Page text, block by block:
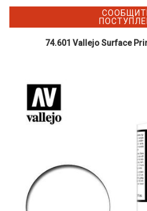
74.601 Vallejo Surface